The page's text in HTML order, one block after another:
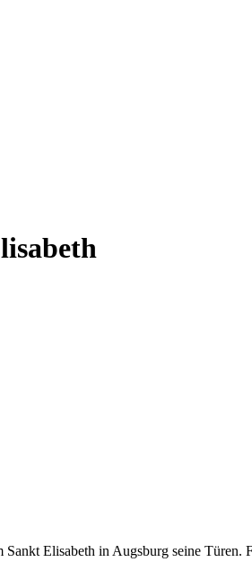
Elisabeth in Augsburg seine